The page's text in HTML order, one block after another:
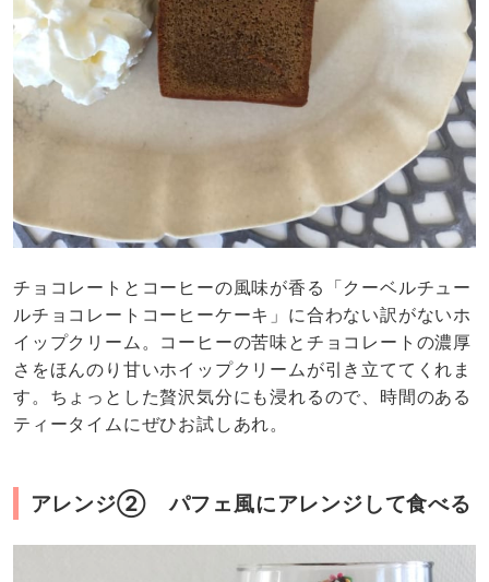
チョコレートとコーヒーの風味が香る「クーベルチュー
ルチョコレートコーヒーケーキ」に合わない訳がないホ
イップクリーム。コーヒーの苦味とチョコレートの濃厚
さをほんのり甘いホイップクリームが引き立ててくれま
す。ちょっとした贅沢気分にも浸れるので、時間のある
ティータイムにぜひお試しあれ。
アレンジ② パフェ風にアレンジして食べる